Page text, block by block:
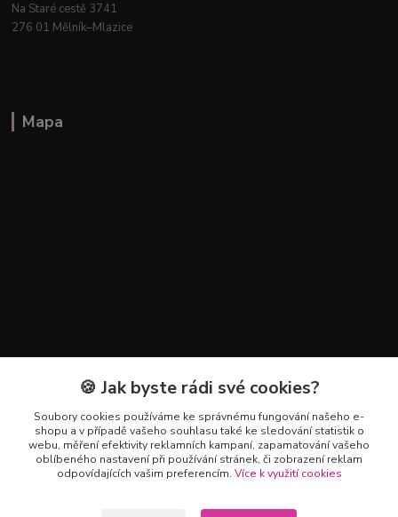
Na Staré cestě 3741
276 01 Mělník–Mlazice
Mapa
Kontakty
+420 602 223 614
info@zahradnictvipetro.cz
🍪 Jak byste rádi své cookies?
Soubory cookies používáme ke správnému fungování našeho e-
shopu a v případě vašeho souhlasu také ke sledování statistik o
webu, měření efektivity reklamních kampaní, zapamatování vašeho
oblíbeného nastavení při používání stránek, či zobrazení reklam
odpovídajících vašim preferencím. Více k využití cookies